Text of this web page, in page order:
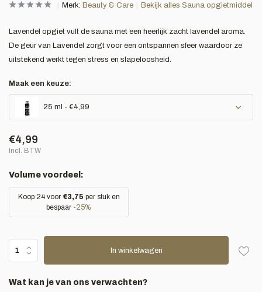
Merk: Beauty & Care Bekijk alles Sauna opgietmiddel
Lavendel opgiet vult de sauna met een heerlijk zacht lavendel aroma.
De geur van Lavendel zorgt voor een ontspannen sfeer waardoor ze
uitstekend werkt tegen stress en slapeloosheid.
Maak een keuze:
25 ml - €4,99
€4,99
Incl. BTW
Volume voordeel:
Koop 24 voor €3,75 per stuk en
bespaar -25%
In winkelwagen
Wat kan je van ons verwachten?